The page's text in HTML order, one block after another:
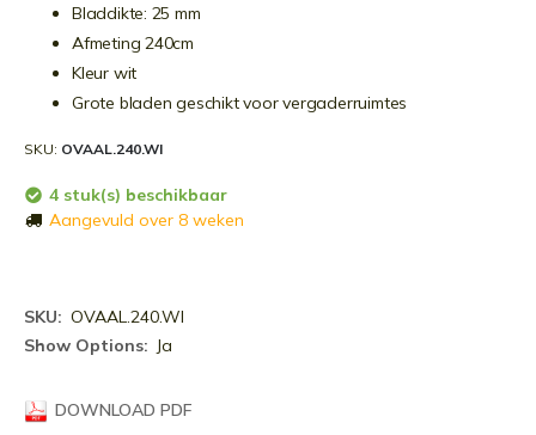
Bladdikte: 25 mm
Afmeting 240cm
Kleur wit
Grote bladen geschikt voor vergaderruimtes
SKU OVAAL.240.WI
4 stuk(s) beschikbaar
Aangevuld over 8 weken
Meer
informatie
OVAAL.240.WI
Ja
DOWNLOAD PDF